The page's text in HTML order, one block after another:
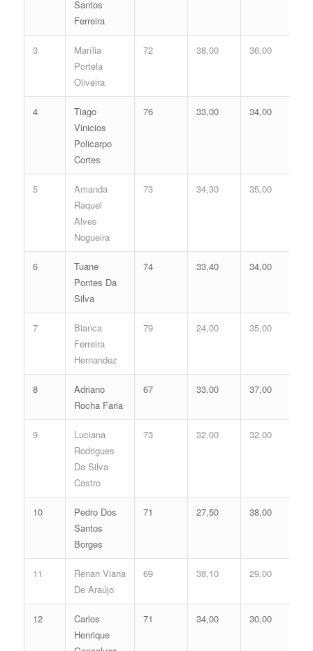
Santos
Ferreira
3
Marília
Portela
Oliveira
72 38,00 36,00
4
Tiago
Vinicios
Policarpo
Cortes
76 33,00 34,00
5
Amanda
Raquel
Alves
Nogueira
73 34,30 35,00
6
Tuane
Pontes Da
Silva
74 33,40 34,00
7
Bianca
Ferreira
Hernandez
79 24,00 35,00
8
Adriano
Rocha Faria
67 33,00 37,00
9
Luciana
Rodrigues
Da Silva
Castro
73 32,00 32,00
10
Pedro Dos
Santos
Borges
71 27,50 38,00
11
Renan Viana
De Araújo
69 38,10 29,00
12
Carlos
Henrique
71 34,00 30,00